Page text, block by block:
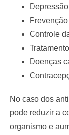
Controle
Doenças
No caso dos
pode reduzir a
organismo e